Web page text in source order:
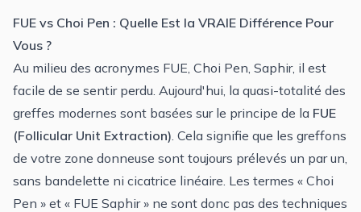
FUE vs Choi Pen : Quelle Est la VRAIE Différence Pour
Vous ?
Au milieu des acronymes FUE, Choi Pen, Saphir, il est
facile de se sentir perdu. Aujourd'hui, la quasi-totalité des
greffes modernes sont basées sur le principe de la FUE
(Follicular Unit Extraction) . Cela signifie que les greffons
de votre zone donneuse sont toujours prélevés un par un,
sans bandelette ni cicatrice linéaire. Les termes « Choi
Pen » et « FUE Saphir » ne sont donc pas des techniques